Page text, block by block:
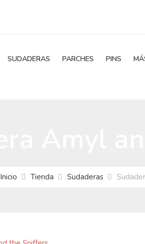
SUDADERAS PARCHES PINS
Inicio Tienda Sudaderas